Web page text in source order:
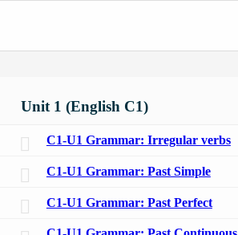
Unit 1 (English C1)
C1-U1 Grammar: Irregular verbs
C1-U1 Grammar: Past Simple
C1-U1 Grammar: Past Perfect